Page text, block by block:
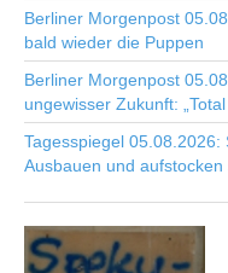
Berliner Morgenpost
bald wieder die Puppen
Berliner Morgenpost
ungewisser Zukunft:
Tagesspiegel
Ausbauen und